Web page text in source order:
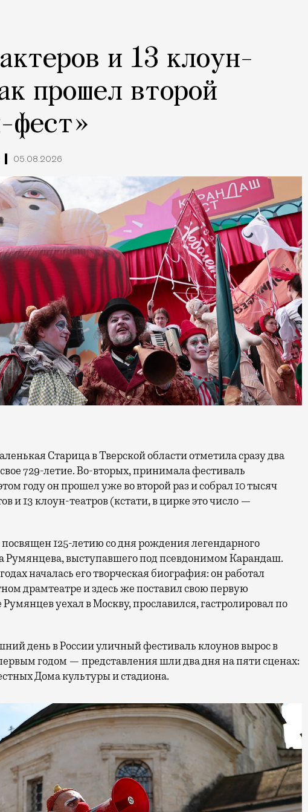
и 13 клоун-
прошел второй
фест»
05.08.2026
729-летие. Во-вторых, принимала фестиваль
году он прошел уже во второй раз и собрал 10 тысяч
и 13 клоун-театров (кстати, в цирке это число —
125-летию со дня рождения легендарного
Румянцева, выступавшего под псевдонимом Карандаш.
началась его творческая биография: он работал
драмтеатре и здесь же поставил свою первую
уехал в Москву, прославился, гастролировал по
день в России уличный фестиваль клоунов вырос в
годом — представления шли два дня на пяти сценах:
Дома культуры и стадиона.